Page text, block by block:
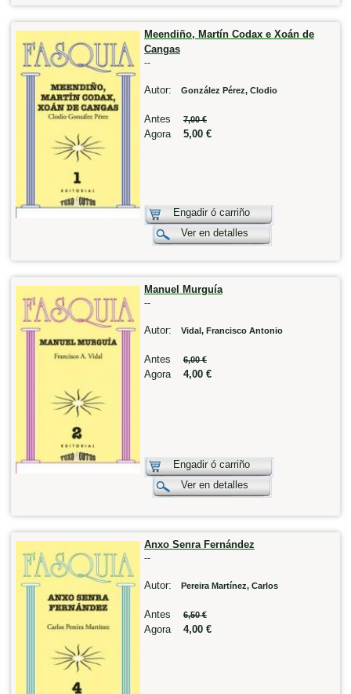
Meendiño, Martín Codax e Xoán de
Cangas
--
Autor: González Pérez, Clodio
Antes 7,00 €
Agora 5,00 €
Engadir ó carriño
Ver en detalles
Manuel Murguía
--
Autor: Vidal, Francisco Antonio
Antes 6,00 €
Agora 4,00 €
Engadir ó carriño
Ver en detalles
Anxo Senra Fernández
--
Autor: Pereira Martínez, Carlos
Antes 6,50 €
Agora 4,00 €